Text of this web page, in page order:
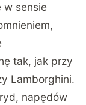
w sensie
tak, jak przy
Lamborghini.
napędów